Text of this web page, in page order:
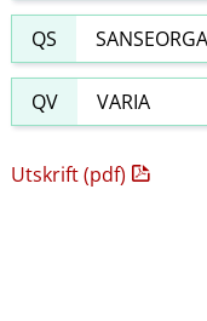
QS
QV VARIA
Utskrift (pdf)